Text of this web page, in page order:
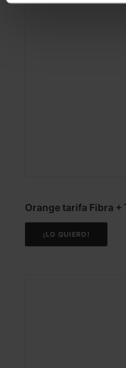
Orange tarifa Fibra +
¡LO QUIERO!